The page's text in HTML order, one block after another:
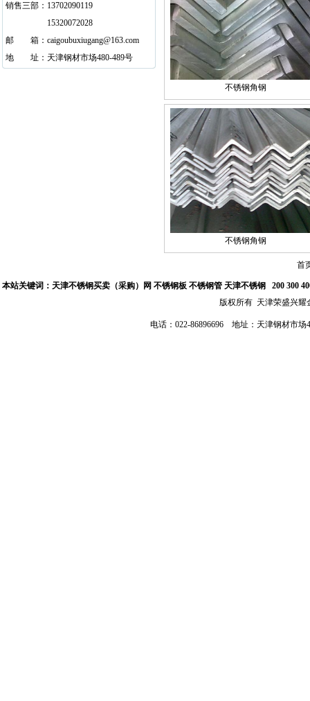
销售三部： 13702090119
15320072028
邮
箱： caigoubuxiugang@163.com
地
址： 天津钢材市场480-489号
不锈钢角钢
不锈钢角钢
首
本站关键词： 天津不锈钢买卖（采购）网 不锈钢板 不锈钢管 天津不锈钢
200 300
版权所有 天津荣盛兴
电话：022-86896696 地址：天津钢材市